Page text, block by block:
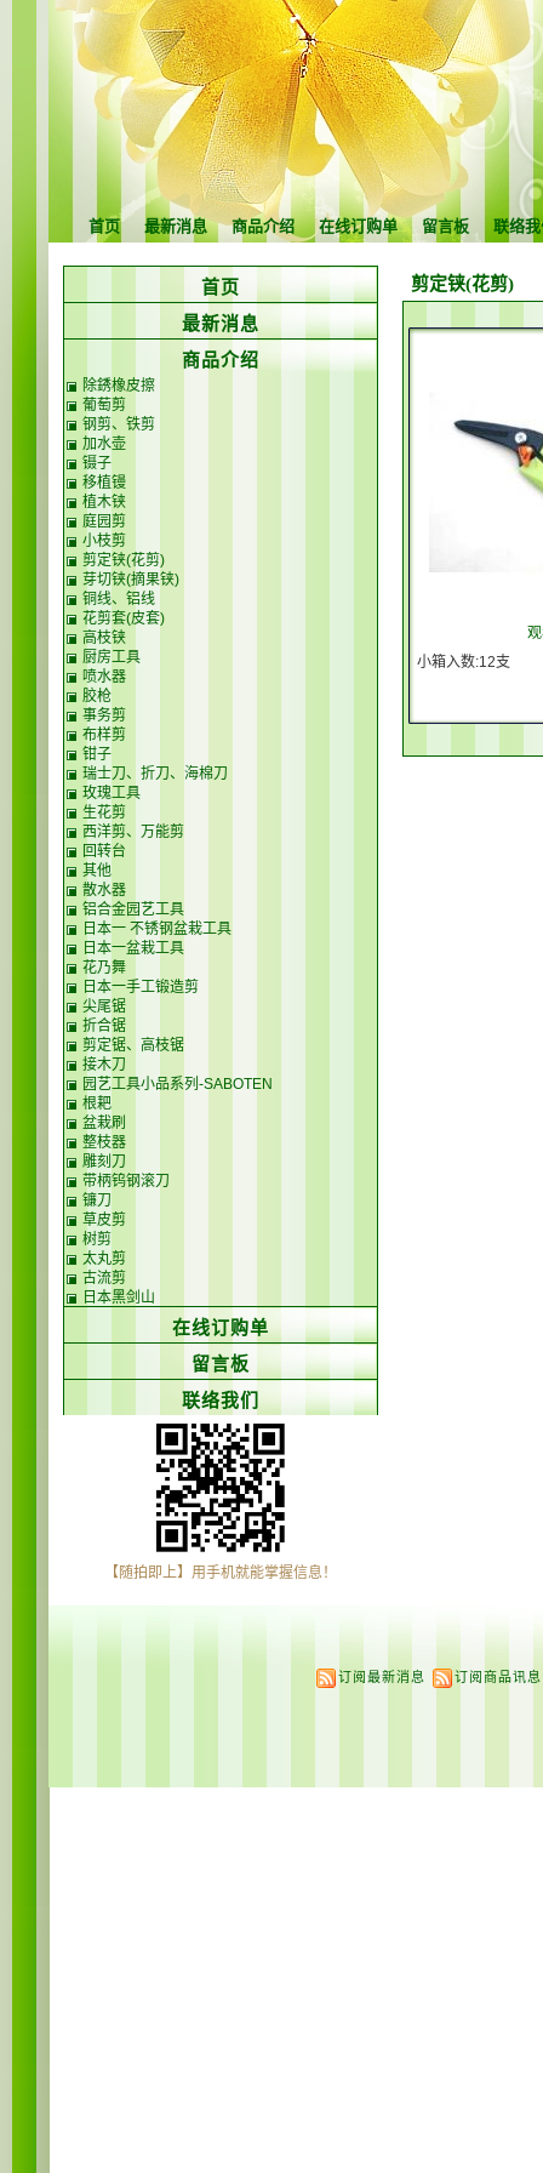
首页 最新消息 商品介绍 在线订购单 留言板 联络
剪定铗(花剪)
小箱入数:12支
首页
最新消息
商品介绍
除銹橡皮擦
葡萄剪
钢剪、铁剪
加水壶
镊子
移植镘
植木铗
庭园剪
小枝剪
剪定铗(花剪)
芽切铗(摘果铗)
铜线、铝线
花剪套(皮套)
高枝铗
厨房工具
喷水器
胶枪
事务剪
布样剪
钳子
瑞士刀、折刀、海棉刀
玫瑰工具
生花剪
西洋剪、万能剪
回转台
其他
散水器
铝合金园艺工具
日本一 不锈钢盆栽工具
日本一盆栽工具
花乃舞
日本一手工锻造剪
尖尾锯
折合锯
剪定锯、高枝锯
接木刀
园艺工具小品系列-SABOTEN
根耙
盆栽刷
整枝器
雕刻刀
带柄钨钢滚刀
镰刀
草皮剪
树剪
太丸剪
古流剪
日本黑剑山
在线订购单
留言板
联络我们
【随拍即上】用手机就能掌握信息！
订阅最新消息 订阅商品讯息